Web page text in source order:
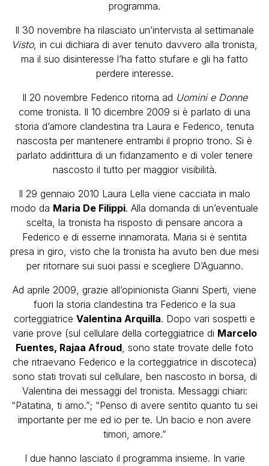
programma.
Il 30 novembre ha rilasciato un’intervista al settimanale
Visto, in cui dichiara di aver tenuto davvero alla tronista,
ma il suo disinteresse l’ha fatto stufare e gli ha fatto
perdere interesse.
Il 20 novembre Federico ritorna ad Uomini e Donne
come tronista. Il 10 dicembre 2009 si è parlato di una
storia d’amore clandestina tra Laura e Federico, tenuta
nascosta per mantenere entrambi il proprio trono. Si è
parlato addirittura di un fidanzamento e di voler tenere
nascosto il tutto per maggior visibilità.
Il 29 gennaio 2010 Laura Lella viene cacciata in malo
modo da Maria De Filippi. Alla domanda di un’eventuale
scelta, la tronista ha risposto di pensare ancora a
Federico e di esserne innamorata. Maria si è sentita
presa in giro, visto che la tronista ha avuto ben due mesi
per ritornare sui suoi passi e scegliere D’Aguanno.
Ad aprile 2009, grazie all’opinionista Gianni Sperti, viene
fuori la storia clandestina tra Federico e la sua
corteggiatrice Valentina Arquilla. Dopo vari sospetti e
varie prove (sul cellulare della corteggiatrice di Marcelo
Fuentes, Rajaa Afroud, sono state trovate delle foto
che ritraevano Federico e la corteggiatrice in discoteca)
sono stati trovati sul cellulare, ben nascosto in borsa, di
Valentina dei messaggi del tronista. Messaggi chiari:
“Patatina, ti amo.”; “Penso di avere sentito quanto tu sei
importante per me ed io per te. Un bacio e non avere
timori, amore.”
I due hanno lasciato il programma insieme. In varie